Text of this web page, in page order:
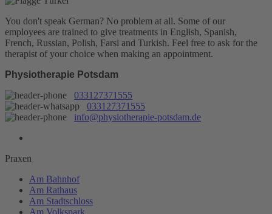
You don't speak German? No problem at all. Some of our
employees are trained to give treatments in English, Spanish,
French, Russian, Polish, Farsi and Turkish. Feel free to ask for the
therapist of your choice when making an appointment.
Physiotherapie Potsdam
033127371555
033127371555
info@physiotherapie-potsdam.de
Praxen
Am Bahnhof
Am Rathaus
Am Stadtschloss
Am Volkspark